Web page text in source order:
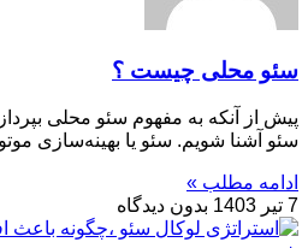
سئو محلی چیست ؟
پیش از آنکه به مفهوم سئو محلی
سئو آشنا شویم. سئو یا بهینه‌سازی
ادامه مطلب »
7 تیر 1403
بدون دیدگاه